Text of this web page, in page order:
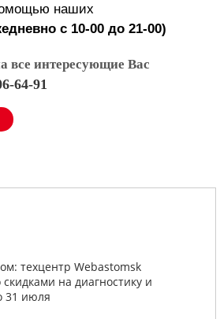
наших
с 10-00 до 21-00)
все интересующие Вас
64-91
техцентр Webastomsk
на диагностику и
31 июля